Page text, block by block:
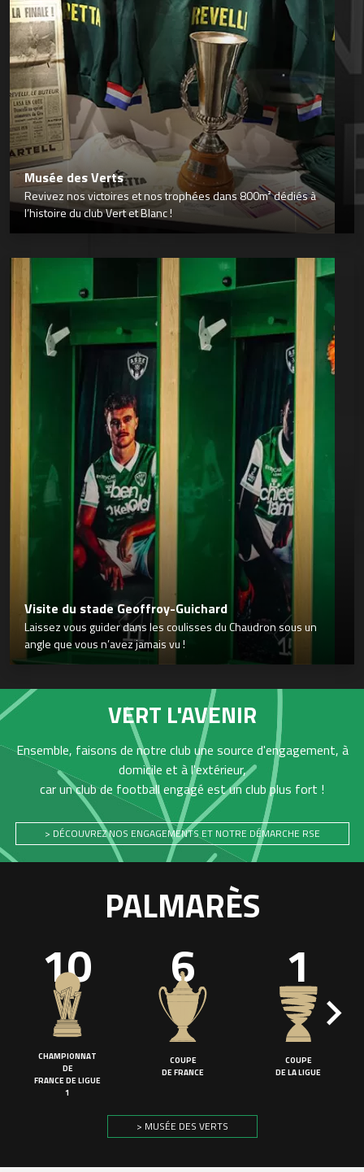
Musée des Verts
Revivez nos victoires et nos trophées dans 800m² dédiés à
l’histoire du club Vert et Blanc !
Visite du stade Geoffroy-Guichard
Laissez vous guider dans les coulisses du Chaudron sous un
angle que vous n’avez jamais vu !
VERT L'AVENIR
Ensemble, faisons de notre club une source d'engagement, à
domicile et à l'extérieur,
car un club de football engagé est un club plus fort !
> DÉCOUVREZ NOS ENGAGEMENTS ET NOTRE DÉMARCHE RSE
PALMARÈS
10
CHAMPIONNAT
DE
FRANCE DE LIGUE
1
6
COUPE
DE FRANCE
1
COUPE
DE LA LIGUE
> MUSÉE DES VERTS